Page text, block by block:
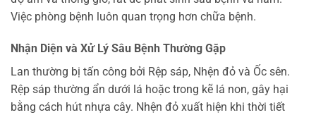
Việc phòng bệnh luôn quan trọng hơn chữa bệnh.
Nhận Diện và Xử Lý Sâu Bệnh Thường Gặp
Lan thường bị tấn công bởi Rệp sáp, Nhện đỏ và Ốc sên.
Rệp sáp thường ẩn dưới lá hoặc trong kẽ lá non, gây hại
bằng cách hút nhựa cây. Nhện đỏ xuất hiện khi thời tiết